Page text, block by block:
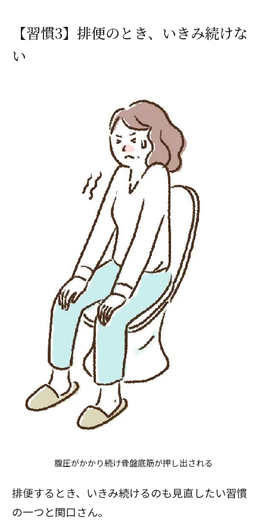
【習慣3】排便のとき、いきみ続けな
い
腹圧がかかり続け骨盤底筋が押し出される
排便するとき、いきみ続けるのも見直したい習慣
の一つと関口さん。
閉じる